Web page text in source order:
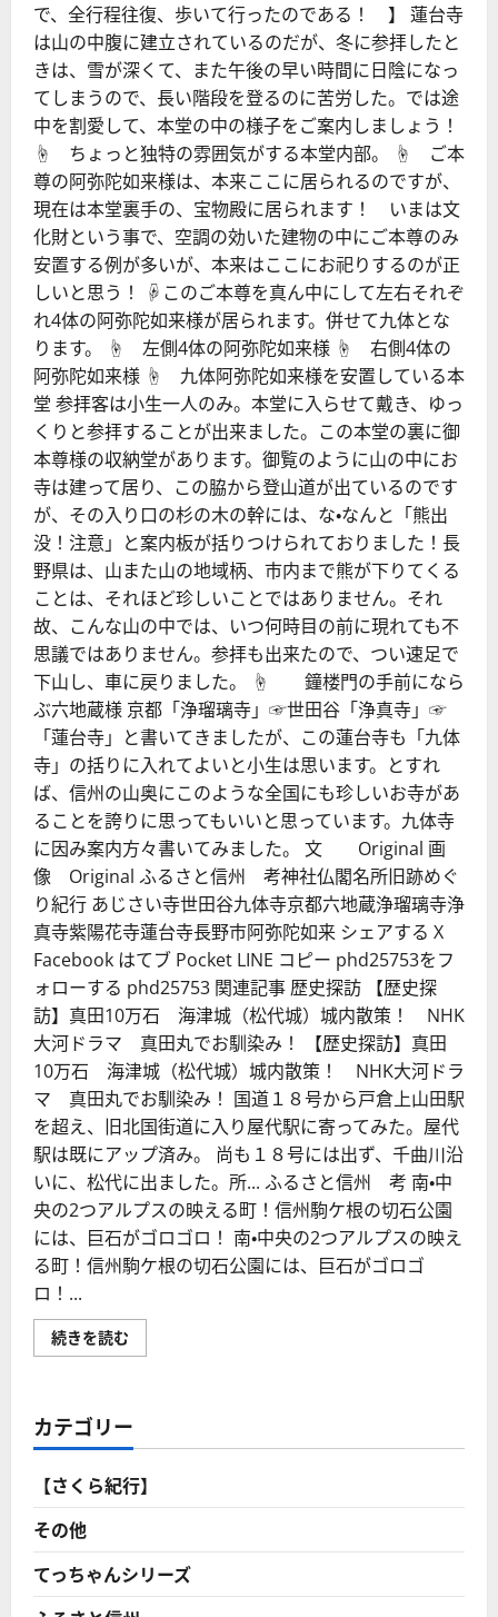
で、全行程往復、歩いて行ったのである！ 】 蓮台寺
は山の中腹に建立されているのだが、冬に参拝したと
きは、雪が深くて、また午後の早い時間に日陰になっ
てしまうので、長い階段を登るのに苦労した。では途
中を割愛して、本堂の中の様子をご案内しましょう！
☝ ちょっと独特の雰囲気がする本堂内部。 ☝ ご本
尊の阿弥陀如来様は、本来ここに居られるのですが、
現在は本堂裏手の、宝物殿に居られます！ いまは文
化財という事で、空調の効いた建物の中にご本尊のみ
安置する例が多いが、本来はここにお祀りするのが正
しいと思う！ ☟このご本尊を真ん中にして左右それぞ
れ4体の阿弥陀如来様が居られます。併せて九体とな
ります。 ☝ 左側4体の阿弥陀如来様 ☝ 右側4体の
阿弥陀如来様 ☝ 九体阿弥陀如来様を安置している本
堂 参拝客は小生一人のみ。本堂に入らせて戴き、ゆっ
くりと参拝することが出来ました。この本堂の裏に御
本尊様の収納堂があります。御覧のように山の中にお
寺は建って居り、この脇から登山道が出ているのです
が、その入り口の杉の木の幹には、な・なんと「熊出
没！注意」と案内板が括りつけられておりました！長
野県は、山また山の地域柄、市内まで熊が下りてくる
ことは、それほど珍しいことではありません。それ
故、こんな山の中では、いつ何時目の前に現れても不
思議ではありません。参拝も出来たので、つい速足で
下山し、車に戻りました。 ☝ 鐘楼門の手前になら
ぶ六地蔵様 京都「浄瑠璃寺」☞世田谷「浄真寺」☞
「蓮台寺」と書いてきましたが、この蓮台寺も「九体
寺」の括りに入れてよいと小生は思います。とすれ
ば、信州の山奥にこのような全国にも珍しいお寺があ
ることを誇りに思ってもいいと思っています。九体寺
に因み案内方々書いてみました。 文 Original 画
像 Original ふるさと信州 考神社仏閣名所旧跡めぐ
り紀行 あじさい寺世田谷九体寺京都六地蔵浄瑠璃寺浄
真寺紫陽花寺蓮台寺長野市阿弥陀如来 シェアする X
Facebook はてブ Pocket LINE コピー phd25753をフ
ォローする phd25753 関連記事 歴史探訪 【歴史探
訪】真田10万石 海津城（松代城）城内散策！ NHK
大河ドラマ 真田丸でお馴染み！ 【歴史探訪】真田
10万石 海津城（松代城）城内散策！ NHK大河ドラ
マ 真田丸でお馴染み！ 国道１８号から戸倉上山田駅
を超え、旧北国街道に入り屋代駅に寄ってみた。屋代
駅は既にアップ済み。 尚も１８号には出ず、千曲川沿
いに、松代に出ました。所... ふるさと信州 考 南・中
央の2つアルプスの映える町！信州駒ケ根の切石公園
には、巨石がゴロゴロ！ 南・中央の2つアルプスの映え
る町！信州駒ケ根の切石公園には、巨石がゴロゴ
ロ！...
続きを読む
が
市
の
に
全
国
も
珍
し
い
カテゴリー
【さくら紀行】
その他
てっちゃんシリーズ